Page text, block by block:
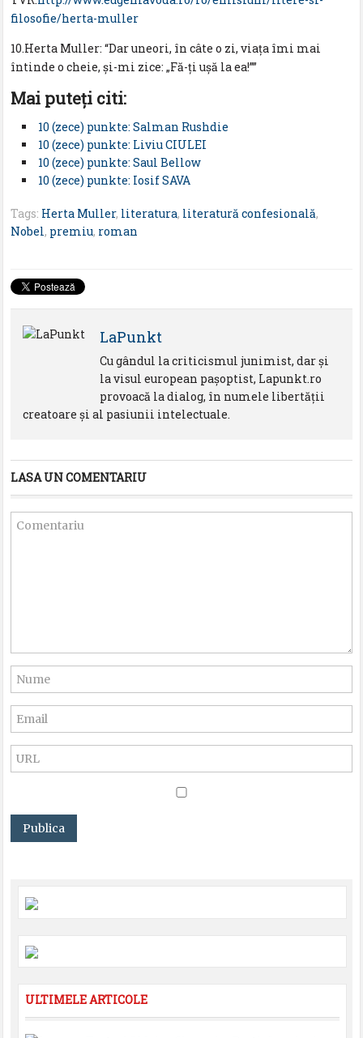
filosofie/herta-muller
10.Herta Muller: “Dar uneori, în câte o zi, viaţa îmi mai
întinde o cheie, şi-mi zice: „Fă-ţi uşă la ea!””
Mai puteţi citi:
10 (zece) punkte: Salman Rushdie
10 (zece) punkte: Liviu CIULEI
10 (zece) punkte: Saul Bellow
10 (zece) punkte: Iosif SAVA
Tags: Herta Muller, literatura, literatură confesională,
Nobel, premiu, roman
LaPunkt
Cu gândul la criticismul junimist, dar şi
la visul european paşoptist, Lapunkt.ro
provoacă la dialog, în numele libertăţii
creatoare şi al pasiunii intelectuale.
LASA UN COMENTARIU
ULTIMELE ARTICOLE